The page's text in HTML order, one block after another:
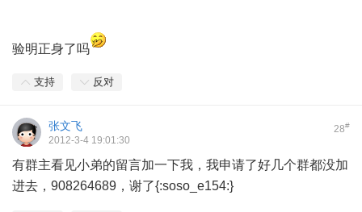
验明正身了吗
支持 反对
28#
张文飞
2012-3-4 19:01:30
有群主看见小弟的留言加一下我，我申请了好几个群都没加
进去，908264689，谢了{:soso_e154:}